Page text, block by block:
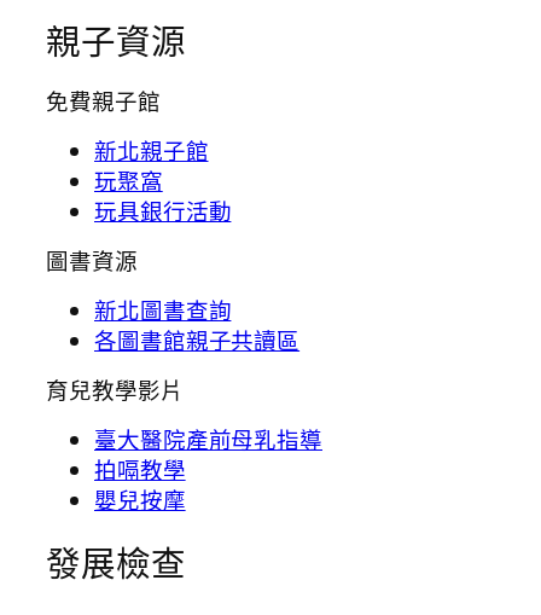
親子資源
免費親子館
新北親子館
玩聚窩
玩具銀行活動
圖書資源
新北圖書查詢
各圖書館親子共讀區
育兒教學影片
臺大醫院產前母乳指導
拍嗝教學
嬰兒按摩
發展檢查